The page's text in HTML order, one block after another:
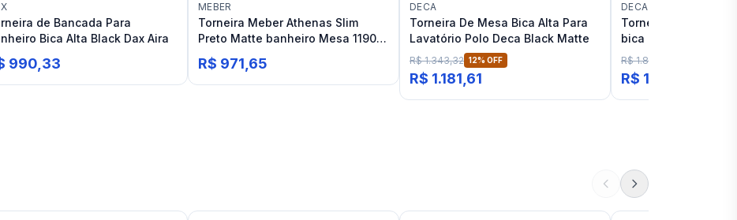
de Bancada Para
Bica Alta Black Dax Aira
990,33
MEBER
Torneira Meber Athenas Slim
Preto Matte banheiro Mesa 1190
C35 bica alta
R$ 971,65
DECA
Torneira De Mesa Bica Alta Para
Lavatório Polo Deca Black Matte
R$ 1.343,32 12% OFF
R$ 1.181,61
DECA
Torneira Deca Tube
bica alta Black Matte
R$ 1.846,70
R$ 1.624,41